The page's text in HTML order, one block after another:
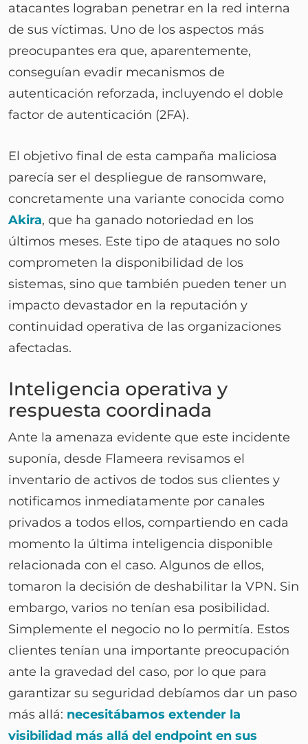
atacantes lograban penetrar en la red interna
de sus víctimas. Uno de los aspectos más
preocupantes era que, aparentemente,
conseguían evadir mecanismos de
autenticación reforzada, incluyendo el doble
factor de autenticación (2FA).
El objetivo final de esta campaña maliciosa
parecía ser el despliegue de ransomware,
concretamente una variante conocida como
Akira, que ha ganado notoriedad en los
últimos meses. Este tipo de ataques no solo
comprometen la disponibilidad de los
sistemas, sino que también pueden tener un
impacto devastador en la reputación y
continuidad operativa de las organizaciones
afectadas.
Inteligencia operativa y
respuesta coordinada
Ante la amenaza evidente que este incidente
suponía, desde Flameera revisamos el
inventario de activos de todos sus clientes y
notificamos inmediatamente por canales
privados a todos ellos, compartiendo en cada
momento la última inteligencia disponible
relacionada con el caso. Algunos de ellos,
tomaron la decisión de deshabilitar la VPN. Sin
embargo, varios no tenían esa posibilidad.
Simplemente el negocio no lo permitía. Estos
clientes tenían una importante preocupación
ante la gravedad del caso, por lo que para
garantizar su seguridad debíamos dar un paso
más allá: necesitábamos extender la
visibilidad más allá del endpoint en sus